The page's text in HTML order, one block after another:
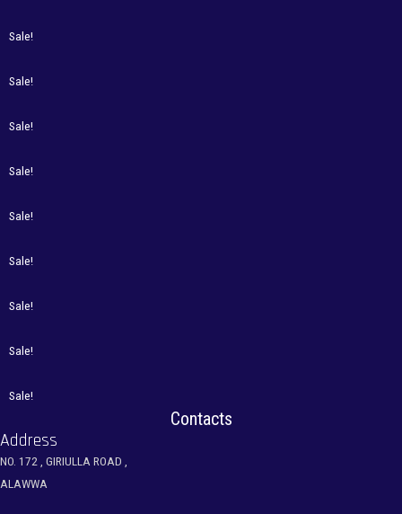
Sale!
Sale!
Sale!
Sale!
Sale!
Sale!
Sale!
Sale!
Sale!
Contacts
Address
NO. 172 , GIRIULLA ROAD ,
ALAWWA